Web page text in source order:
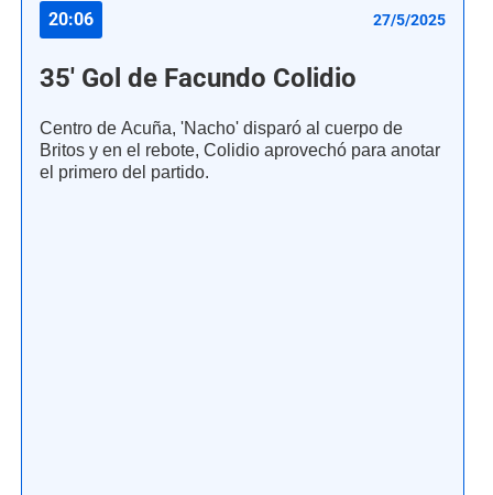
20:06 27/5/2025
35' Gol de Facundo Colidio
Centro de Acuña, 'Nacho' disparó al cuerpo de
Britos y en el rebote, Colidio aprovechó para anotar
el primero del partido.